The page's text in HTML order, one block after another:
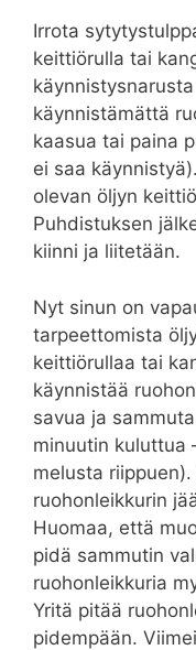
Irrota
keittiörulla tai
käynnistämättä
kaasua tai paina
ei saa
olevan öljyn
Puhdistuksen
kiinni ja liitetään.
Nyt sinun on
tarpeettomista
keittiörullaa tai
käynnistää
savua ja
minuutin kuluttua
melusta
ruohonleikkurin
Huomaa, että
pidä sammutin
ruohonleikkuria
Yritä pitää
pidempään.